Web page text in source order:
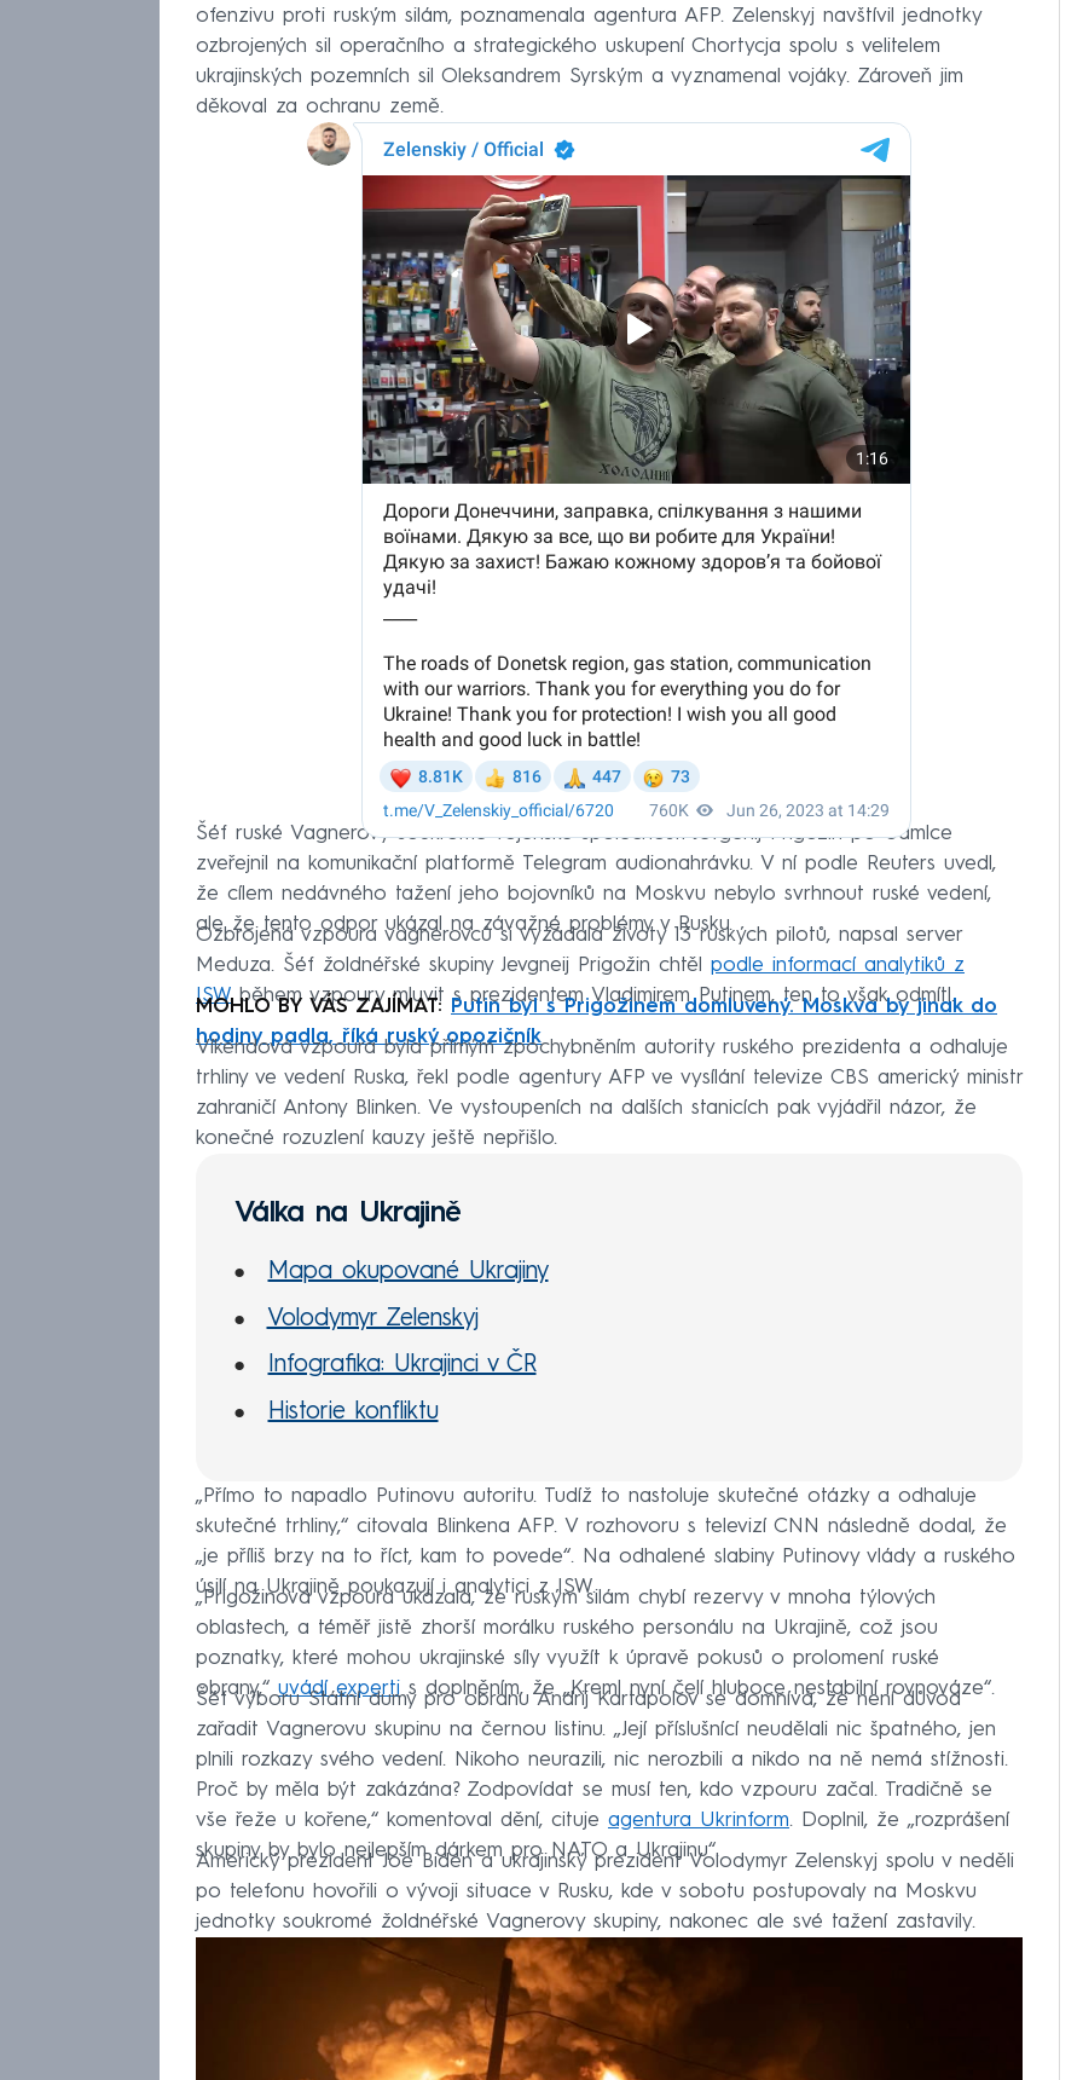
ofenzivu proti ruským silám, poznamenala agentura AFP. Zelenskyj navštívil jednotky
ozbrojených sil operačního a strategického uskupení Chortycja spolu s velitelem
ukrajinských pozemních sil Oleksandrem Syrským a vyznamenal vojáky. Zároveň jim
děkoval za ochranu země.
Šéf ruské Vagnerovy soukromé vojenské společnosti Jevgenij Prigožin po odmlce
zveřejnil na komunikační platformě Telegram audionahrávku. V ní podle Reuters uvedl,
že cílem nedávného tažení jeho bojovníků na Moskvu nebylo svrhnout ruské vedení,
ale že tento odpor ukázal na závažné problémy v Rusku.
Ozbrojená vzpoura vagnerovců si vyžádala životy 13 ruských pilotů, napsal server
Meduza. Šéf žoldnéřské skupiny Jevgneij Prigožin chtěl podle informací analytiků z
ISWběhem vzpoury mluvit s prezidentem Vladimirem Putinem, ten to však odmítl.
MOHLO BY VÁS ZAJÍMAT:
Putin byl s Prigožinem domluvený. Moskva by jinak do
hodiny padla, říká ruský opozičník
Víkendová vzpoura byla přímým zpochybněním autority ruského prezidenta a odhaluje
trhliny ve vedení Ruska, řekl podle agentury AFP ve vysílání televize CBS americký ministr
zahraničí Antony Blinken. Ve vystoupeních na dalších stanicích pak vyjádřil názor, že
konečné rozuzlení kauzy ještě nepřišlo.
Válka na Ukrajině
Mapa okupované Ukrajiny
Volodymyr Zelenskyj
Infografika: Ukrajinci v ČR
Historie konfliktu
„Přímo to napadlo Putinovu autoritu. Tudíž to nastoluje skutečné otázky a odhaluje
skutečné trhliny,“ citovala Blinkena AFP. V rozhovoru s televizí CNN následně dodal, že
„je příliš brzy na to říct, kam to povede“. Na odhalené slabiny Putinovy vlády a ruského
úsilí na Ukrajině poukazují i analytici z ISW.
„Prigožinova vzpoura ukázala, že ruským silám chybí rezervy v mnoha týlových
oblastech, a téměř jistě zhorší morálku ruského personálu na Ukrajině, což jsou
poznatky, které mohou ukrajinské síly využít k úpravě pokusů o prolomení ruské
obrany,“ uvádí experti s doplněním, že „Kreml nyní čelí hluboce nestabilní rovnováze“.
Šéf výboru Státní dumy pro obranu Andrij Kartapolov se domnívá, že není důvod
zařadit Vagnerovu skupinu na černou listinu. „Její příslušnící neudělali nic špatného, jen
plnili rozkazy svého vedení. Nikoho neurazili, nic nerozbili a nikdo na ně nemá stížnosti.
Proč by měla být zakázána? Zodpovídat se musí ten, kdo vzpouru začal. Tradičně se
vše řeže u kořene,“ komentoval dění, cituje agentura Ukrinform. Doplnil, že „rozprášení
skupiny by bylo nejlepším dárkem pro NATO a Ukrajinu“.
Americký prezident Joe Biden a ukrajinský prezident Volodymyr Zelenskyj spolu v neděli
po telefonu hovořili o vývoji situace v Rusku, kde v sobotu postupovaly na Moskvu
jednotky soukromé žoldnéřské Vagnerovy skupiny, nakonec ale své tažení zastavily.